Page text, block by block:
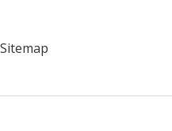
Sitemap